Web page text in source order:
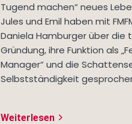
Tugend machen“ neues
Jules und Emil haben mit
Daniela Hamburger über die
Gründung, ihre Funktion als
Manager“ und die
Selbstständigkeit
Weiterlesen arrow_forward_ios